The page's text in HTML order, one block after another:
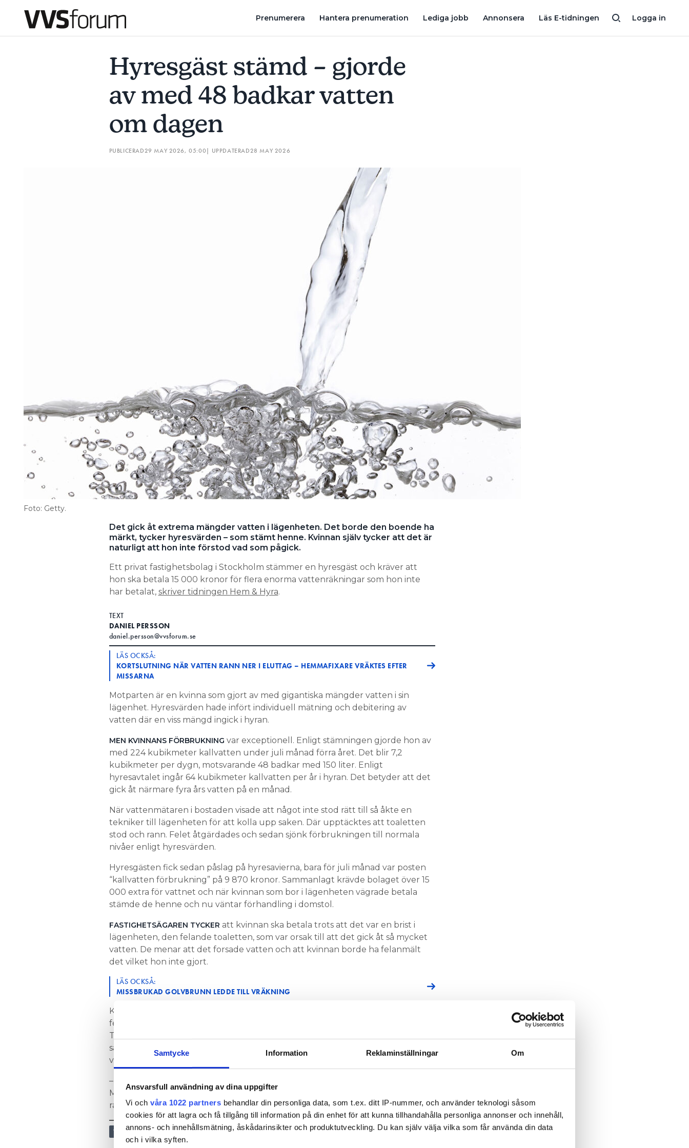
Samtycke Information Reklaminställningar Om
Ansvarsfull användning av dina uppgifter
Vi och våra 1022 partners behandlar din personliga data, som t.ex. ditt IP-nummer, och använder teknologi såsom
cookies för att lagra och få tillgång till information på din enhet för att kunna tillhandahålla personliga annonser och innehåll,
annons- och innehållsmätning, åskådarinsikter och produktutveckling. Du kan själv välja vilka som får använda din data
och i vilka syften.
Logga in
Prenumerera Hantera prenumeration Lediga jobb Annonsera Läs E-tidningen
Prenumerera
Hantera prenumeration
Hyresgäst stämd – gjorde
av med 48 badkar vatten
om dagen
PUBLICERAD29 MAY 2026, 05:00| UPPDATERAD28 MAY 2026
Foto: Getty.
Det gick åt extrema mängder vatten i lägenheten. Det borde den boende ha
märkt, tycker hyresvärden – som stämt henne. Kvinnan själv tycker att det är
naturligt att hon inte förstod vad som pågick.
Ett privat fastighetsbolag i Stockholm stämmer en hyresgäst och kräver att
hon ska betala 15 000 kronor för flera enorma vattenräkningar som hon inte
har betalat, skriver tidningen Hem & Hyra.
TEXT
DANIEL PERSSON
daniel.persson@vvsforum.se
LÄS OCKSÅ:
KORTSLUTNING NÄR VATTEN RANN NER I ELUTTAG – HEMMAFIXARE VRÄKTES EFTER
MISSARNA
Motparten är en kvinna som gjort av med gigantiska mängder vatten i sin
lägenhet. Hyresvärden hade infört individuell mätning och debitering av
vatten där en viss mängd ingick i hyran.
MEN KVINNANS FÖRBRUKNING var exceptionell. Enligt stämningen gjorde hon av
med 224 kubikmeter kallvatten under juli månad förra året. Det blir 7,2
kubikmeter per dygn, motsvarande 48 badkar med 150 liter. Enligt
hyresavtalet ingår 64 kubikmeter kallvatten per år i hyran. Det betyder att det
gick åt närmare fyra års vatten på en månad.
När vattenmätaren i bostaden visade att något inte stod rätt till så åkte en
tekniker till lägenheten för att kolla upp saken. Där upptäcktes att toaletten
stod och rann. Felet åtgärdades och sedan sjönk förbrukningen till normala
nivåer enligt hyresvärden.
Hyresgästen fick sedan påslag på hyresavierna, bara för juli månad var posten
“kallvatten förbrukning” på 9 870 kronor. Sammanlagt krävde bolaget över 15
000 extra för vattnet och när kvinnan som bor i lägenheten vägrade betala
stämde de henne och nu väntar förhandling i domstol.
FASTIGHETSÄGAREN TYCKER att kvinnan ska betala trots att det var en brist i
lägenheten, den felande toaletten, som var orsak till att det gick åt så mycket
vatten. De menar att det forsade vatten och att kvinnan borde ha felanmält
det vilket hon inte gjort.
LÄS OCKSÅ:
MISSBRUKAD GOLVBRUNN LEDDE TILL VRÄKNING
Kvinnan, som bott i lägenheten i 18 år, svarar att hon har gjort flera
felanmälningar om olika saker genom åren men att hon inte märkte det här.
Teknikern som upptäckte att det rann konstant i toaletten visade henne. Då
satte hon sig på huk och tittade noga och först då märkte hon att det “var lite
vågigt och rann lite vatten”.
– Det är min skyldighet att felanmäla om jag ser att något är fel, det förstår jag.
Men jag tycker inte att jag har gjort fel här eftersom jag inte har märkt att det
rann, säger kvinnan till Hem & Hyra.
VVS OCH BYGG
HYRESGÄST STÄMD – GJORDE AV MED 48 BADKAR VATTEN OM DAGEN TVÅ ÅTALAS FÖR ATT HA LÄNSAT BOSSE RÖRS FIRMABIL BESTÄLLAREN KASTADE FIRMANS VERKTYG EFTER ÄTA-